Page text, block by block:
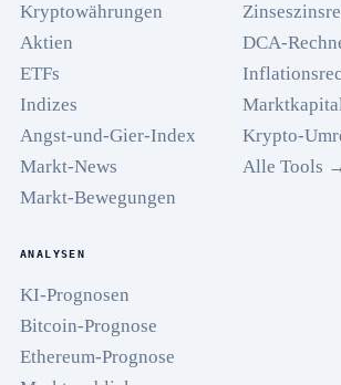
Kryptowährungen
Aktien
ETFs
Indizes
Angst-und-Gier-Index
Markt-News
Markt-Bewegungen
DCA-
Krypto-
Alle Tools
ANALYSEN
KI-Prognosen
Bitcoin-Prognose
Ethereum-Prognose